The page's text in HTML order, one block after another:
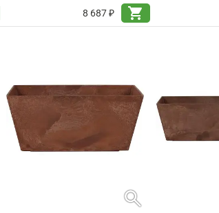
8 687 ₽
shopping_cart
search